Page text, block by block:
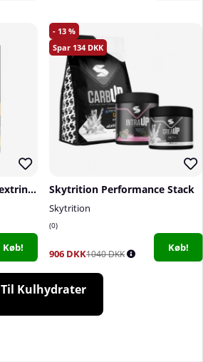
Scitec Nutrition Maltodextrin, 2000 g
Køb!
13
134
Skytrition Performance Stack
Skytrition
0
906 DKK1040 DKK
Køb!
Til Kulhydrater